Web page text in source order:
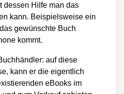
des­sen Hil­fe man das
kann. Bei­spiels­wei­se ein
gewünsch­te Buch
kommt.
auf die­se
kann er die eigent­lich
eBooks im